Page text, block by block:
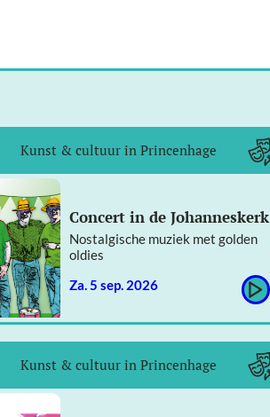
Kunst & cultuur in Princenhage
Concert in de Johanneskerk
Nostalgische muziek met golden
oldies
za. 5 sep. 2026
Kunst & cultuur in Princenhage